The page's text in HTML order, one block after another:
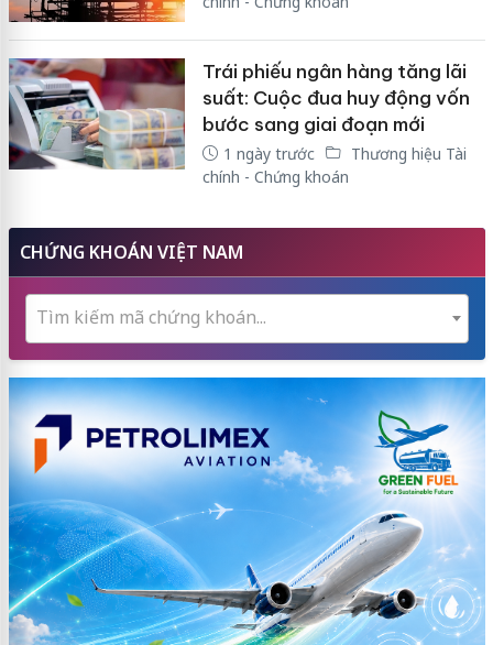
Trái phiếu ngân hàng tăng lãi
suất: Cuộc đua huy động vốn
bước sang giai đoạn mới
1 ngày trước
Thương hiệu Tài
chính - Chứng khoán
CHỨNG KHOÁN VIỆT NAM
Tìm kiếm mã chứng khoán...